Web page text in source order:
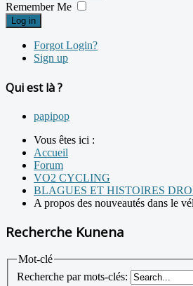
Remember Me
Log in
Forgot Login?
Sign up
Qui est là ?
papipop
Vous êtes ici :
Accueil
Forum
VO2 CYCLING
BLAGUES ET HISTOIRES
A propos des nouveautés dans le
Recherche Kunena
Mot-clé
Recherche par mots-clés: